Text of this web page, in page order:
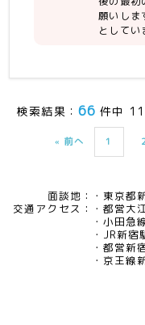
の工
・金
願いしま
としてい
検索結果： 66 件中
« 前へ 1
面談地：
東京都
交通アクセス：
都営大
小田急
JR新宿
都営新
京王線